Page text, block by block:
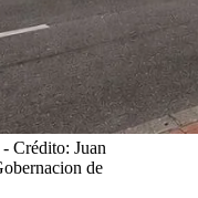
- Crédito: Juan
de